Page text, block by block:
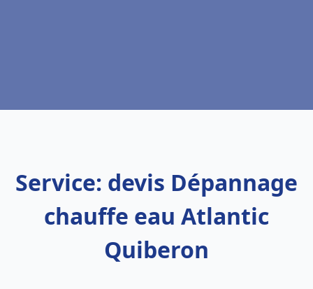
Service: devis Dépannage
chauffe eau Atlantic
Quiberon